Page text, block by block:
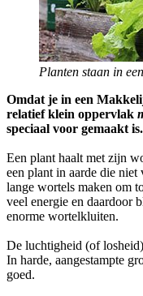
Planten staan in
Omdat je in een
relatief klein oppervlak
speciaal voor gemaakt is.
Een plant haalt met zijn
een plant in aarde die
lange wortels maken om
veel energie en daardoor
enorme wortelkluiten.
De luchtigheid (of
In harde, aangestampte
goed.